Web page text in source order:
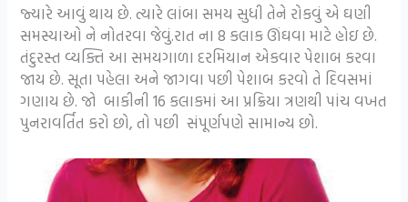
જ્યારે આવું થાય છે. ત્યારે લાંબા સમય સુધી તેને રોકવું એ ઘણી
સમસ્યાઓ ને નોતરવા જેવું.રાત ના 8 કલાક ઊંઘવા માટે હોઇ છે.
તંદુરસ્ત વ્યક્તિ આ સમયગાળા દરમિયાન એકવાર પેશાબ કરવા
જાય છે. સૂતા પહેલા અને જાગવા પછી પેશાબ કરવો તે દિવસમાં
ગણાય છે. જો બાકીની 16 કલાકમાં આ પ્રક્રિયા ત્રણથી પાંચ વખત
પુનરાવર્તિત કરો છો, તો પછી સંપૂર્ણપણે સામાન્ય છો.